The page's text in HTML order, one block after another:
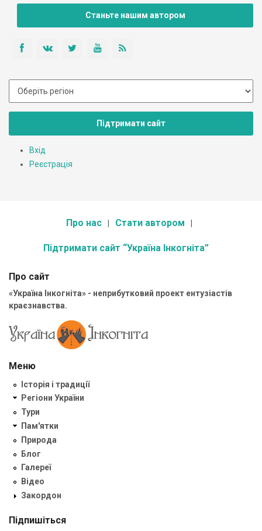
Станьте нашим автором
Підтримати сайт
Вхід
Реєстрація
Про нас Стати автором
Підтримати сайт “Україна Інкогніта”
Про сайт
«Україна Інкогніта» - неприбутковий проект ентузіастів
краєзнавства.
Меню
Історія і традиції
Регіони України
Тури
Пам'ятки
Природа
Блог
Галереї
Відео
Закордон
Підпишіться